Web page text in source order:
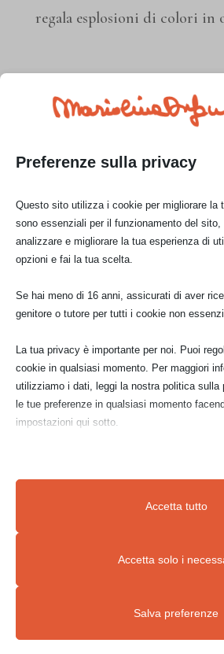
regala esplosioni di colori in
mentre comincia
a colorarsi di
rosso
a casa mia
bozzetto a matita
disegno per
corteccia
Prezzo di vendita:
CONTATTAMI
Preferenze sulla privacy
Questo sito utilizza i cookie per migliorare la
sono essenziali per il funzionamento del
analizzare e migliorare la tua esperienza di
opzioni e fai la tua scelta.
Se hai meno di 16 anni, assicurati di aver
genitore o tutore per tutti i cookie non
La tua privacy è importante per noi. Puoi
cookie in qualsiasi momento. Per maggiori
utilizziamo i dati, leggi la nostra politica sulla
le tue preferenze in qualsiasi momento
impostazioni qui sotto.
I cookie e i servizi essenziali abilitano le
Accetta tutto
Accetta solo i
Salva preferenze